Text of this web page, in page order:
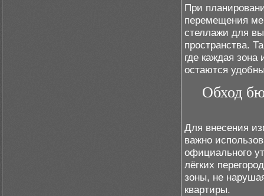
При
перемещения
стеллажи для
пространства.
где каждая
остаются
Обход
Для внесения
важно
официального
лёгких
зоны, не
квартиры.